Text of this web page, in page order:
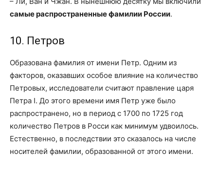
самые распространенные фамилии России.
10. Петров
Образована фамилия от имени Петр. Одним из
факторов, оказавших особое влияние на количество
Петровых, исследователи считают правление царя
Петра I. До этого времени имя Петр уже было
распространено, но в период с 1700 по 1725 год
количество Петров в Росси как минимум удвоилось.
Естественно, в последствии это сказалось на числе
носителей фамилии, образованной от этого имени.